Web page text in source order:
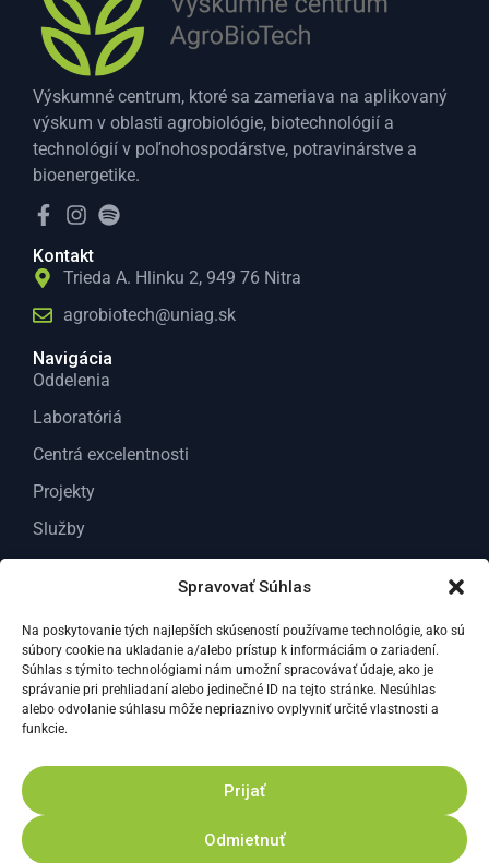
Spravovať Súhlas
Na poskytovanie tých najlepších skúseností používame technológie, ako sú
súbory cookie na ukladanie a/alebo prístup k informáciám o zariadení.
Súhlas s týmito technológiami nám umožní spracovávať údaje, ako je
správanie pri prehliadaní alebo jedinečné ID na tejto stránke. Nesúhlas
alebo odvolanie súhlasu môže nepriaznivo ovplyvniť určité vlastnosti a
funkcie.
Prijať
Odmietnuť
Výskumné centrum, ktoré sa zameriava na aplikovaný
výskum v oblasti agrobiológie, biotechnológií a
technológií v poľnohospodárstve, potravinárstve a
bioenergetike.
Kontakt
Trieda A. Hlinku 2, 949 76 Nitra
agrobiotech@uniag.sk
Navigácia
Oddelenia
Laboratóriá
Centrá excelentnosti
Projekty
Služby
O nás
Dokumenty
Všeobecné dokumenty
Dokumenty Pre odborných riešiteľov VC ABT
Zásady ochrany osobných údajov
Zásady používania súborov cookies